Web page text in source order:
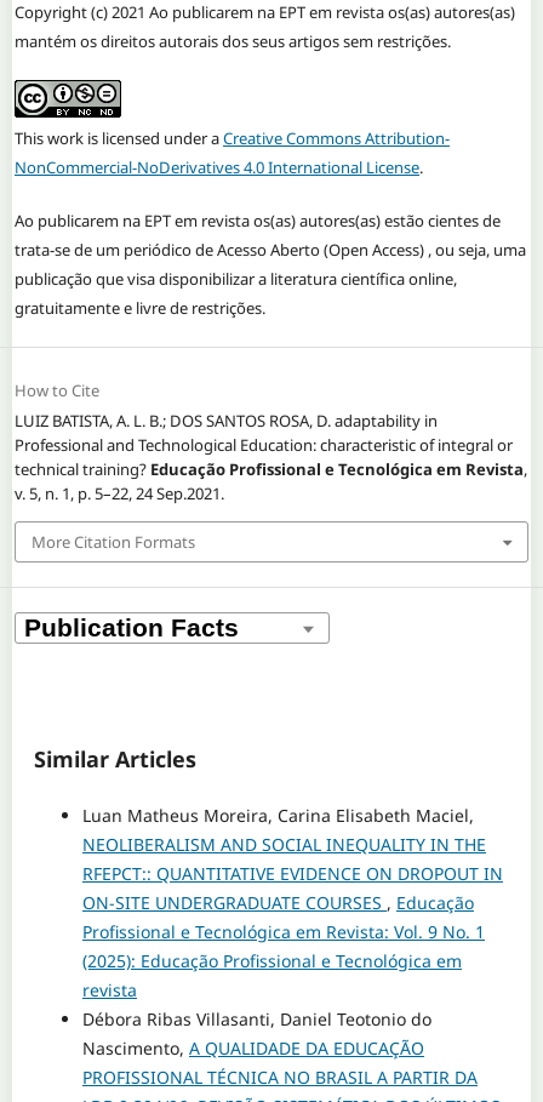
Copyright (c) 2021 Ao publicarem na EPT em revista os(as) autores(as)
mantém os direitos autorais dos seus artigos sem restrições.
This work is licensed under aCreative Commons Attribution-
NonCommercial-NoDerivatives 4.0 International License.
Ao publicarem na EPT em revista os(as) autores(as) estão cientes de
trata-se de um periódico de Acesso Aberto (Open Access) , ou seja, uma
publicação que visa disponibilizar a literatura científica online,
gratuitamente e livre de restrições.
How to Cite
LUIZ BATISTA, A. L. B.; DOS SANTOS ROSA, D. adaptability in
Professional and Technological Education: characteristic of integral or
technical training? Educação Profissional e Tecnológica em Revista,
v. 5, n. 1, p. 5–22, 24 Sep.2021.
More Citation Formats
Similar Articles
Luan Matheus Moreira, Carina Elisabeth Maciel,
NEOLIBERALISM AND SOCIAL INEQUALITY IN THE
RFEPCT:: QUANTITATIVE EVIDENCE ON DROPOUT IN
ON-SITE UNDERGRADUATE COURSES , Educação
Profissional e Tecnológica em Revista: Vol. 9 No. 1
(2025): Educação Profissional e Tecnológica em
revista
Débora Ribas Villasanti, Daniel Teotonio do
Nascimento, A QUALIDADE DA EDUCAÇÃO
PROFISSIONAL TÉCNICA NO BRASIL A PARTIR DA